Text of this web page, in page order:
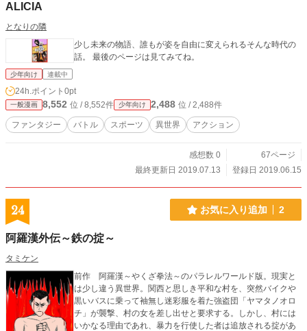
ALICIA
となりの隣
少し未来の物語、誰もが姿を自由に変えられるそんな時代の
話。 最後のページは見てみてね。
少年向け 連載中
24h.ポイント 0pt
一般漫画 8,552 位 / 8,552件 少年向け 2,488 位 / 2,488件
ファンタジー バトル スポーツ 異世界 アクション
感想数 0
67ページ
最終更新日 2019.07.13
登録日 2019.06.15
24 お気に入り追加 2
阿羅漢外伝～鉄の掟～
タミケン
前作 阿羅漢～やくざ拳法～のパラレルワールド版。現実と
は少し違う異世界。関西と思しき平和な村を、突然バイクや
黒いバスに乗って袖無し迷彩服を着た強盗団「ヤマタノオロ
チ」が襲撃、村の女を差し出せと要求する。しかし、村には
いかなる理由であれ、暴力を行使した者は追放される掟があ